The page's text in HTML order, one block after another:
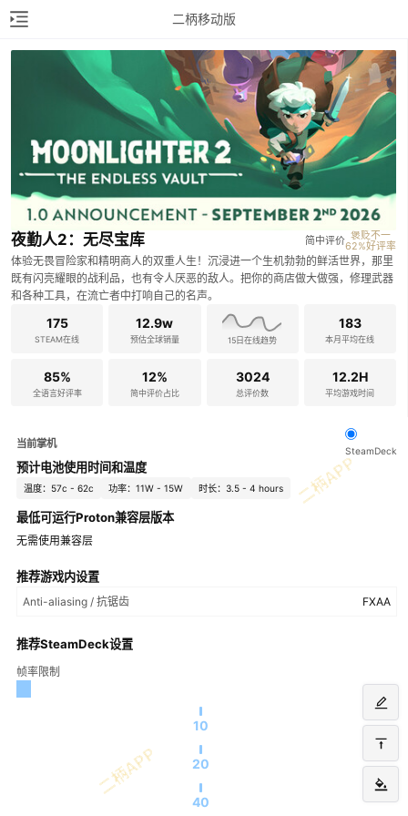
二柄移动版
夜勤人2：无尽宝库 简中评价 褒贬不一
62%好评率
体验无畏冒险家和精明商人的双重人生！沉浸进一个生机勃勃的鲜活世界，那里
既有闪亮耀眼的战利品，也有令人厌恶的敌人。把你的商店做大做强，修理武器
和各种工具，在流亡者中打响自己的名声。
175
STEAM在线
12.9w
预估全球销量 15日在线趋势
183
本月平均在线
85%
全语言好评率
12%
简中评价占比
3024
总评价数
12.2H
平均游戏时间
当前掌机
SteamDeck
预计电池使用时间和温度
温度：57c - 62c 功率：11W - 15W 时长：3.5 - 4 hours
最低可运行Proton兼容层版本
无需使用兼容层
推荐游戏内设置
Anti-aliasing / 抗锯齿 FXAA
推荐SteamDeck设置
帧率限制
10
20
40